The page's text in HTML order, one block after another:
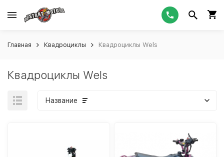
Главная Квадроциклы Квадроциклы Wels
Квадроциклы Wels
Название